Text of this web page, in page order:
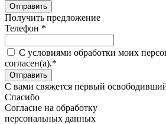
Получить предложение
Телефон *
C условиями обработки моих
согласен(а).*
С вами свяжется первый
Спасибо
Согласие на обработку
персональных данных